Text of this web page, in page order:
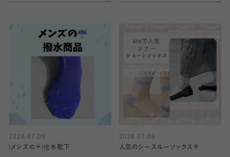
2026.07.09
\メンズの☔️/撥水靴下
2026.07.09
人気のシースルーソックス💐